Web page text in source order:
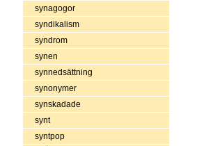
synagogor
syndikalism
syndrom
synen
synnedsättning
synonymer
synskadade
synt
syntpop